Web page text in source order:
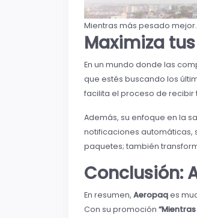
Mientras más pesado mejor.
Maximiza
En un mundo donde las
que estés buscando los
facilita el proceso de recibir
Además, su enfoque en la
notificaciones automáticas,
paquetes; también
Conclusión:
En resumen, Aeropaqes
Con su promoción